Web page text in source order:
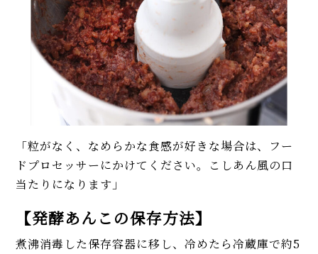
「粒がなく、なめらかな食感が好きな場合は、フー
ドプロセッサーにかけてください。こしあん風の口
当たりになります」
【発酵あんこの保存方法】
煮沸消毒した保存容器に移し、冷めたら冷蔵庫で約5